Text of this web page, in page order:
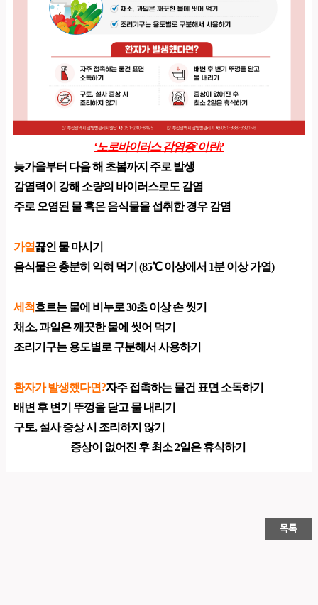
‘노로바이러스 감염증’이란?
늦가을부터 다음 해 초봄까지 주로 발생
감염력이 강해 소량의 바이러스로도 감염
주로 오염된 물 혹은 음식물을 섭취한 경우 감염
가열끓인 물 마시기
음식물은 충분히 익혀 먹기 (85℃ 이상에서 1분 이상 가열)
세척흐르는 물에 비누로 30초 이상 손 씻기
채소, 과일은 깨끗한 물에 씻어 먹기
조리기구는 용도별로 구분해서 사용하기
환자가 발생했다면?자주 접촉하는 물건 표면 소독하기
배변 후 변기 뚜껑을 닫고 물 내리기
구토, 설사 증상 시 조리하지 않기
증상이 없어진 후 최소 2일은 휴식하기
목록